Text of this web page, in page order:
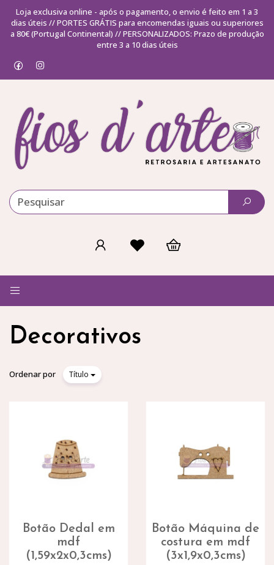
Loja exclusiva online - após o pagamento, o envio é feito em 1 a 3
dias úteis // PORTES GRÁTIS para encomendas iguais ou superiores
a 80€ (Portugal Continental) // PERSONALIZADOS: Prazo de produção
entre 3 a 10 dias úteis
Alternar
navegação
Decorativos
Ordenar por Título
Botão Dedal em
mdf
(1,59x2x0,3cms)
Botão Máquina de
costura em mdf
(3x1,9x0,3cms)